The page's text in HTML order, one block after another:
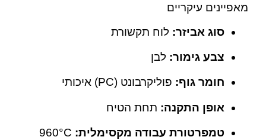
מאפיינים עיקריים
סוג אביזר: לוח תקשורת
צבע גימור: לבן
חומר גוף: פוליקרבונט (PC) איכותי
אופן התקנה: תחת הטיח
טמפרטורת עבודה מקסימלית: